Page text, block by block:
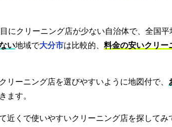
にクリーニング店が少ない自治体で、全国平
い地域で大分市は比較的、 料金の安いクリー
リーニング店を選びやすいように地図付で、
ます。
近くで使いやすいクリーニング店を探してみ